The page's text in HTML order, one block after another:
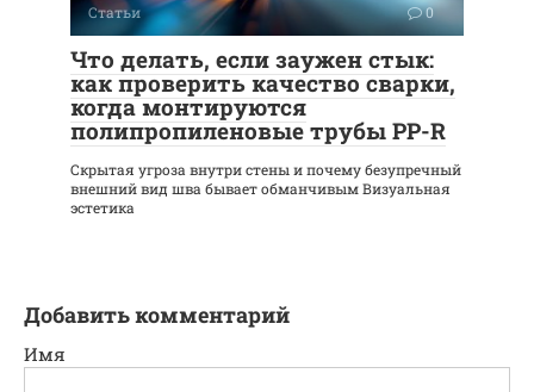
Статьи 0
Что делать, если заужен стык:
как проверить качество сварки,
когда монтируются
полипропиленовые трубы PP-R
Скрытая угроза внутри стены и почему безупречный
внешний вид шва бывает обманчивым Визуальная
эстетика
Добавить комментарий
Имя